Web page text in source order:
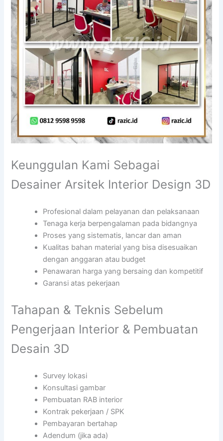
Keunggulan Kami Sebagai
Desainer Arsitek Interior Design 3D
Profesional dalam pelayanan dan pelaksanaan
Tenaga kerja berpengalaman pada bidangnya
Proses yang sistematis, lancar dan aman
Kualitas bahan material yang bisa disesuaikan
dengan anggaran atau budget
Penawaran harga yang bersaing dan kompetitif
Garansi atas pekerjaan
Tahapan & Teknis Sebelum
Pengerjaan Interior & Pembuatan
Desain 3D
Survey lokasi
Konsultasi gambar
Pembuatan RAB interior
Kontrak pekerjaan / SPK
Pembayaran bertahap
Adendum (jika ada)